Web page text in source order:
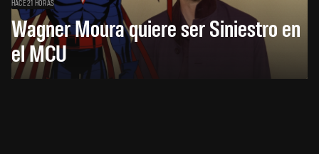
Wagner Moura quiere ser Siniestro en
el MCU